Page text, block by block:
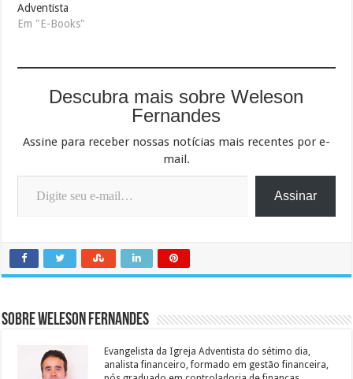
Adventista
Em "E-Books"
Descubra mais sobre Weleson
Fernandes
Assine para receber nossas notícias mais recentes por e-
mail.
Digite seu e-mail…
Assinar
Sobre Weleson Fernandes
Evangelista da Igreja Adventista do sétimo dia,
analista financeiro, formado em gestão financeira,